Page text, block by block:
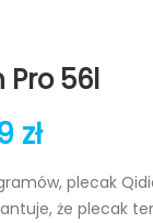
Pro 56l
zł
plecak
że plecak